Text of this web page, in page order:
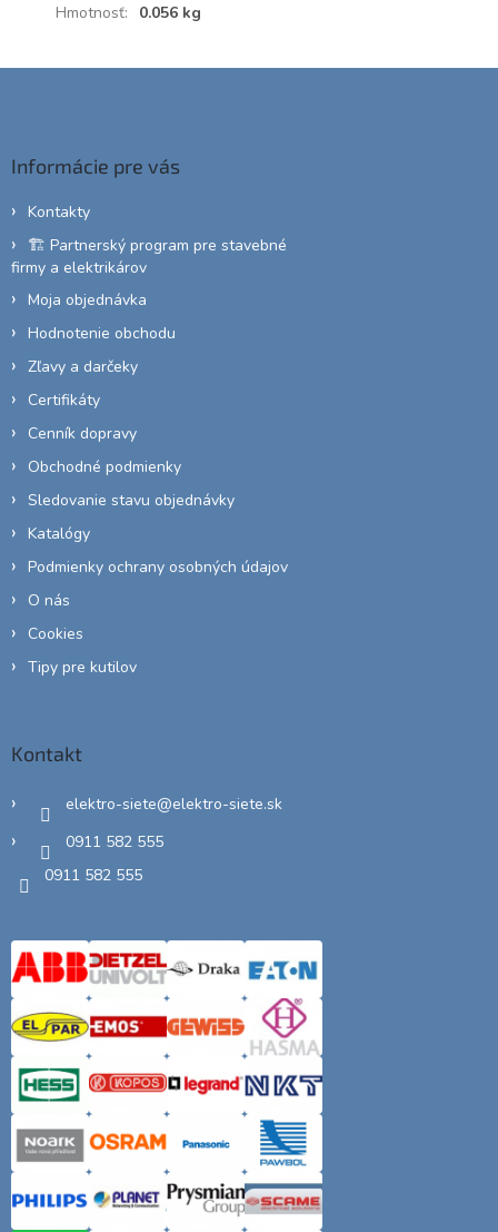
Hmotnosť: 0.056 kg
Informácie pre vás
Kontakty
🏗️ Partnerský program pre stavebné
firmy a elektrikárov
Moja objednávka
Hodnotenie obchodu
Zľavy a darčeky
Certifikáty
Cenník dopravy
Obchodné podmienky
Sledovanie stavu objednávky
Katalógy
Podmienky ochrany osobných údajov
O nás
Cookies
Tipy pre kutilov
Kontakt
elektro-siete@elektro-siete.sk
0911 582 555
0911 582 555